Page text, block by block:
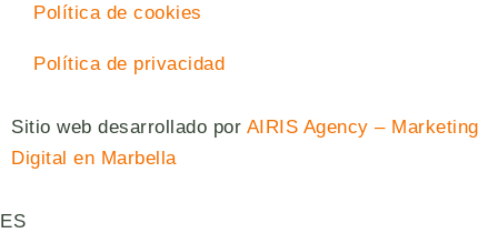
Política de cookies
Política de privacidad
Sitio web desarrollado por AIRIS Agency – Marketing
Digital en Marbella
ES